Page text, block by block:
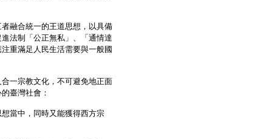
融合統一的王道思想，以具備
法制「公正無私」、「通情達
重滿足人民生活需要與一般國
一宗教文化，不可避免地正面
臺灣社會：
當中，同時又能獲得西方宗